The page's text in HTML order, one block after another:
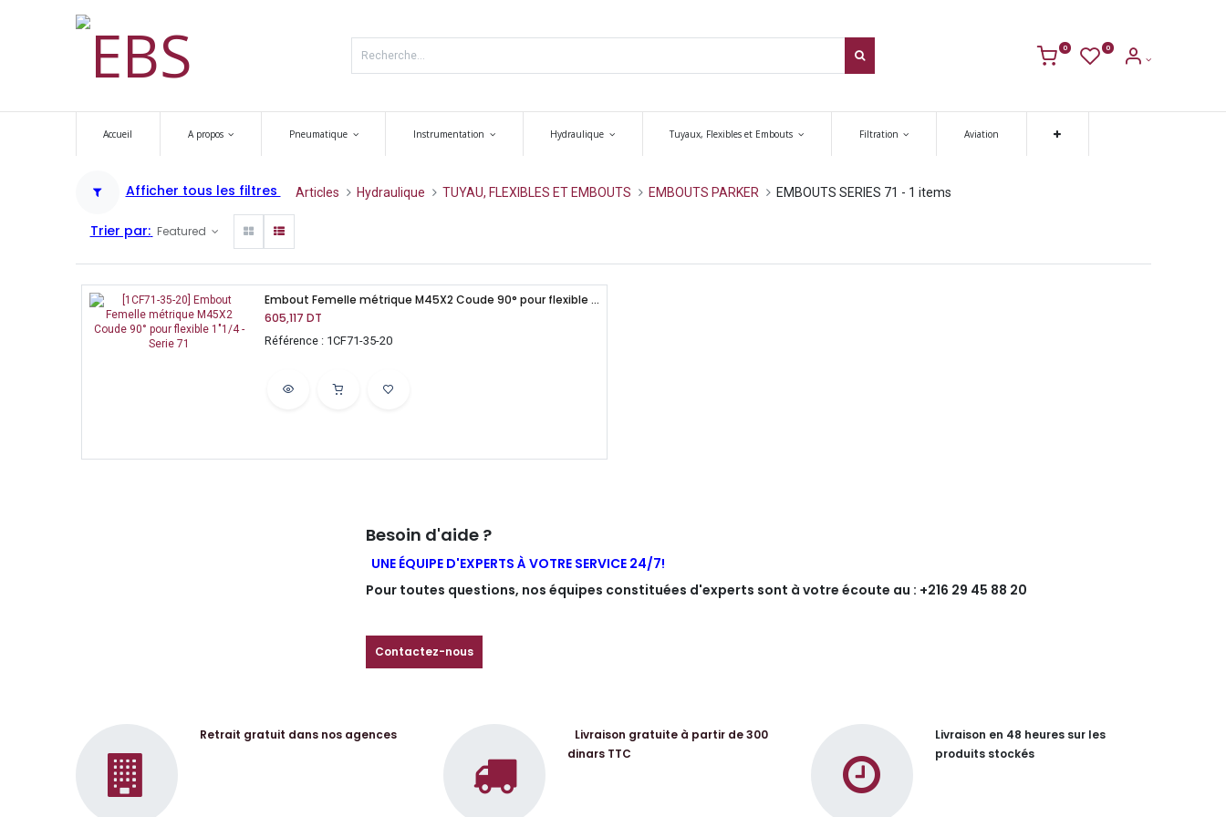
0 0
Accueil A propos Pneumatique Instrumentation Hydraulique Tuyaux, Flexibles et Embouts Filtration Aviation
Afficher tous les filtres Articles Hydraulique TUYAU, FLEXIBLES ET EMBOUTS EMBOUTS PARKER EMBOUTS SERIES 71 - 1 items
Trier par: Featured
Embout Femelle métrique M45X2 Coude 90° pour flexible 1"1/4 - Serie 71
605,117 DT
Référence : 1CF71-35-20
Besoin d'aide ?
UNE ÉQUIPE D'EXPERTS À VOTRE SERVICE 24/7!
Pour toutes questions, nos équipes constituées d'experts sont à votre écoute au : +216 29 45 88 20
Contactez-nous
Retrait gratuit dans nos agences
Livraison gratuite à partir de 300
dinars TTC
Livraison en 48 heures sur les
produits stockés